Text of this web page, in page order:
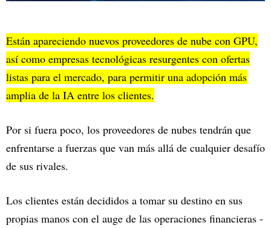
Están apareciendo nuevos proveedores de nube con GPU,
así como empresas tecnológicas resurgentes con ofertas
listas para el mercado, para permitir una adopción más
amplia de la IA entre los clientes.
Por si fuera poco, los proveedores de nubes tendrán que
enfrentarse a fuerzas que van más allá de cualquier desafío
de sus rivales.
Los clientes están decididos a tomar su destino en sus
propias manos con el auge de las operaciones financieras -